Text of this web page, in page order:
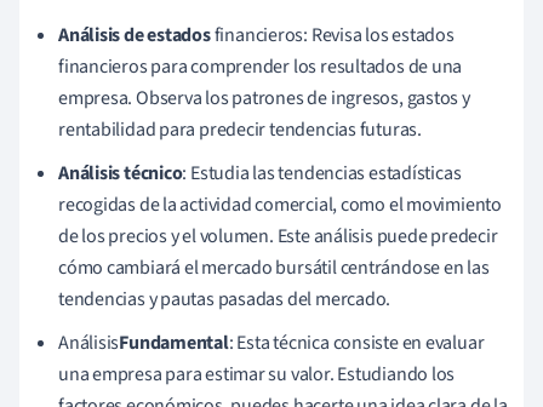
Análisis de estadosfinancieros: Revisa los estados
financieros para comprender los resultados de una
empresa. Observa los patrones de ingresos, gastos y
rentabilidad para predecir tendencias futuras.
Análisis técnico: Estudia las tendencias estadísticas
recogidas de la actividad comercial, como el movimiento
de los precios y el volumen. Este análisis puede predecir
cómo cambiará el mercado bursátil centrándose en las
tendencias y pautas pasadas del mercado.
AnálisisFundamental: Esta técnica consiste en evaluar
una empresa para estimar su valor. Estudiando los